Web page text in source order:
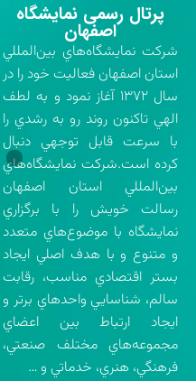
پرتال رسمی نمایشگاه
اصفهان
شركت نمايشگاه‌هاي بين‌المللي
استان اصفهان فعاليت خود را در
سال ۱۳۷۲ آغاز نمود و به لطف
الهي تاكنون روند رو به رشدي را
با سرعت قابل توجهي دنبال
كرده است.شركت نمايشگاه‌هاي
بين‌المللي استان اصفهان
رسالت خويش را با برگزاري
نمايشگاه با موضوع‌هاي متعدد
و متنوع و با هدف اصلي ايجاد
بستر اقتصادي مناسب، رقابت
سالم، شناسايي واحدهاي برتر و
ايجاد ارتباط بين اعضاي
مجموعه‌هاي مختلف صنعتي،
فرهنگي، هنري، خدماتي و …